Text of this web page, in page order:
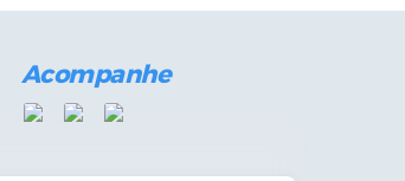
Acompanhe